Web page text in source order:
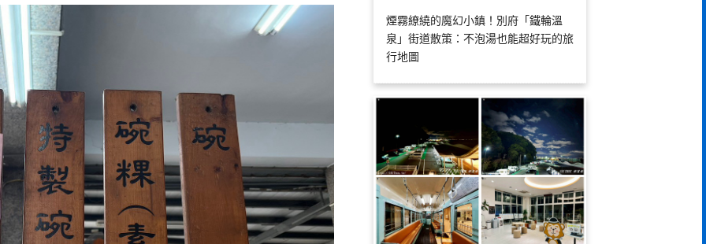
煙霧繚繞的魔幻小鎮！別府「鐵輪溫
泉」街道散策：不泡湯也能超好玩的旅
行地圖